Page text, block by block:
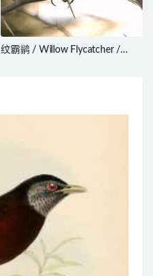
纹霸鹟 / Willow Flycatcher /